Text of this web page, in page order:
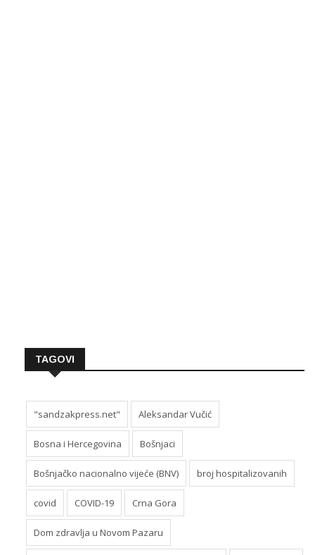
TAGOVI
"sandzakpress.net" Aleksandar Vučić
Bosna i Hercegovina Bošnjaci
Bošnjačko nacionalno vijeće (BNV) broj hospitalizovanih
covid COVID-19 Crna Gora
Dom zdravlja u Novom Pazaru